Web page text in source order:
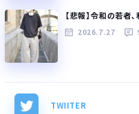
【悲報】令和の若者
2026.7.27
TWIITER